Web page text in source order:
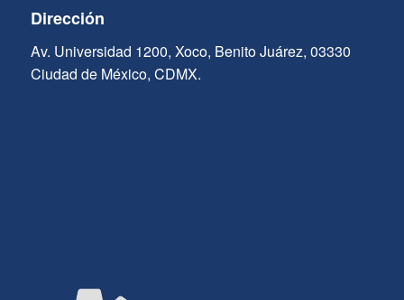
Dirección
Av. Universidad 1200, Xoco, Benito Juárez, 03330
Ciudad de México, CDMX.